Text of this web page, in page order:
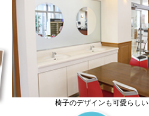
椅子のデザインも可愛らしい